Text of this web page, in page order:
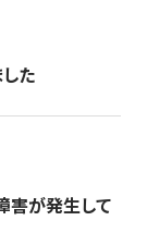
た
害が発生して